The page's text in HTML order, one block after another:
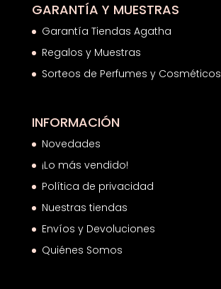
GARANTÍA Y MUESTRAS
Garantía Tiendas Agatha
Regalos y Muestras
Sorteos de Perfumes y Cosméticos
INFORMACIÓN
Novedades
¡Lo más vendido!
Política de privacidad
Nuestras tiendas
Envíos y Devoluciones
Quiénes Somos